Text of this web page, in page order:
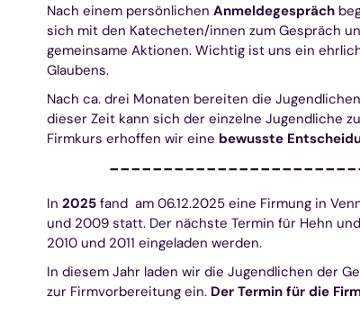
Nach einem persönlichen Anmeldegespräch
sich mit den Katecheten/innen zum Gespräch
gemeinsame Aktionen. Wichtig ist uns ein
Glaubens.
Nach ca. drei Monaten bereiten die
dieser Zeit kann sich der einzelne Jugendliche
Firmkurs erhoffen wir eine bewusste
In 2025 fand am 06.12.2025 eine Firmung in
und 2009 statt. Der nächste Termin für Hehn
2010 und 2011 eingeladen werden.
In diesem Jahr laden wir die Jugendlichen der
zur Firmvorbereitung ein. Der Termin für die